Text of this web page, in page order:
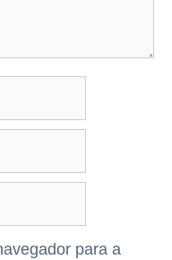
para a